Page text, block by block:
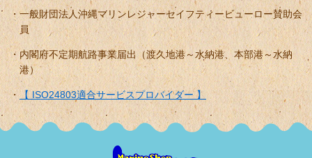
一般財団法人沖縄マリンレジャーセイフティービューロー賛助会
員
内閣府不定期航路事業届出（渡久地港～水納港、本部港～水納
港）
【 ISO24803適合サービスプロバイダー 】